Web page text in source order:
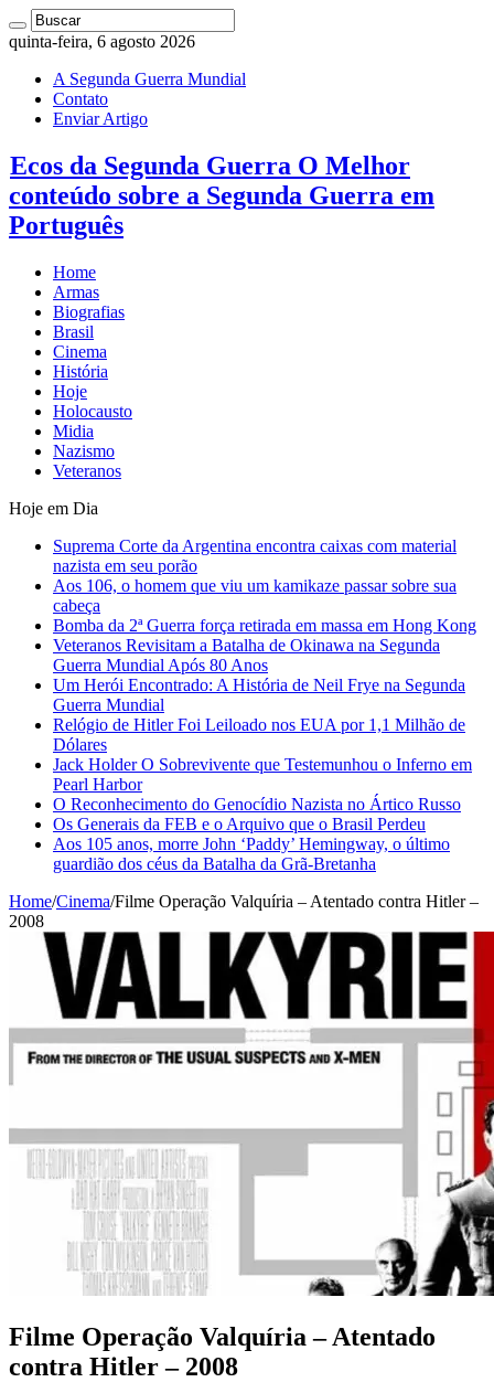
quinta-feira, 6 agosto 2026
A Segunda Guerra Mundial
Contato
Enviar Artigo
Ecos da Segunda Guerra O Melhor
conteúdo sobre a Segunda Guerra em
Português
Home
Armas
Biografias
Brasil
Cinema
História
Hoje
Holocausto
Midia
Nazismo
Veteranos
Hoje em Dia
Suprema Corte da Argentina encontra caixas com material
nazista em seu porão
Aos 106, o homem que viu um kamikaze passar sobre sua
cabeça
Bomba da 2ª Guerra força retirada em massa em Hong Kong
Veteranos Revisitam a Batalha de Okinawa na Segunda
Guerra Mundial Após 80 Anos
Um Herói Encontrado: A História de Neil Frye na Segunda
Guerra Mundial
Relógio de Hitler Foi Leiloado nos EUA por 1,1 Milhão de
Dólares
Jack Holder O Sobrevivente que Testemunhou o Inferno em
Pearl Harbor
O Reconhecimento do Genocídio Nazista no Ártico Russo
Os Generais da FEB e o Arquivo que o Brasil Perdeu
Aos 105 anos, morre John ‘Paddy’ Hemingway, o último
guardião dos céus da Batalha da Grã-Bretanha
Home/Cinema/Filme Operação Valquíria – Atentado contra Hitler –
2008
Filme Operação Valquíria – Atentado
contra Hitler – 2008